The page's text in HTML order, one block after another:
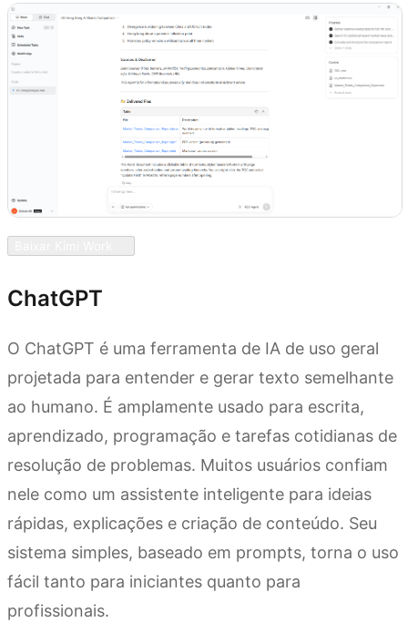
ChatGPT
O ChatGPT é uma ferramenta de IA de uso geral
projetada para entender e gerar texto semelhante
ao humano. É amplamente usado para escrita,
aprendizado, programação e tarefas cotidianas de
resolução de problemas. Muitos usuários confiam
nele como um assistente inteligente para ideias
rápidas, explicações e criação de conteúdo. Seu
sistema simples, baseado em prompts, torna o uso
fácil tanto para iniciantes quanto para
profissionais.